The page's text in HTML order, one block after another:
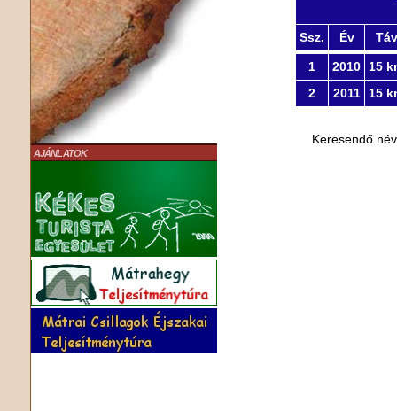
AJÁNLATOK
Ssz. Év Táv
1 2010
15
2
2011 15
Keresendő